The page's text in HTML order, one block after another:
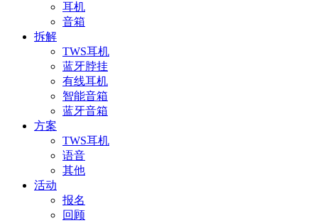
耳机
音箱
拆解
TWS耳机
蓝牙脖挂
有线耳机
智能音箱
蓝牙音箱
方案
TWS耳机
语音
其他
活动
报名
回顾